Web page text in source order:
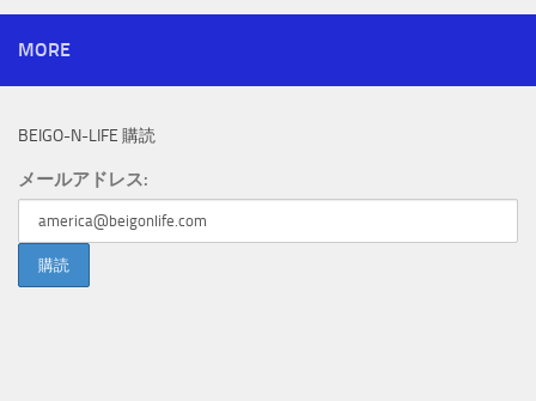
MORE
BEIGO-N-LIFE 購読
メールアドレス: